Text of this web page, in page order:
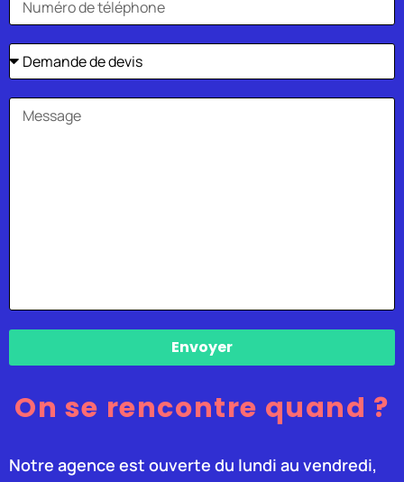
Envoyer
On se rencontre quand ?
Notre agence est ouverte du lundi au vendredi,